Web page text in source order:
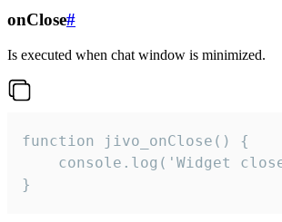
onClose#
Is executed when chat window is minimized.
function jivo_onClose() {
console.log('Widget
}